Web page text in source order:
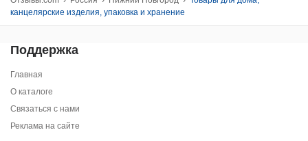
канцелярские изделия, упаковка и хранение
Поддержка
Главная
О каталоге
Связаться с нами
Реклама на сайте